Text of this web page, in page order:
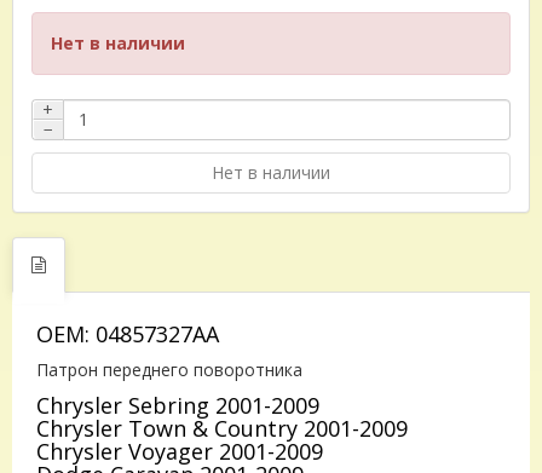
Нет в наличии
+
−
Нет в наличии
OEM: 04857327AA
Патрон переднего поворотника
Chrysler Sebring 2001-2009
Chrysler Town & Country 2001-2009
Chrysler Voyager 2001-2009